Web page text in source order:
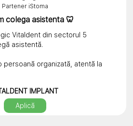
Partener iStoma
colega asistenta 🦷
Vitaldent din sectorul 5
asistentă.
persoană organizată, atentă la
să lucreze într-un mediu
IMPLANT
Aplică